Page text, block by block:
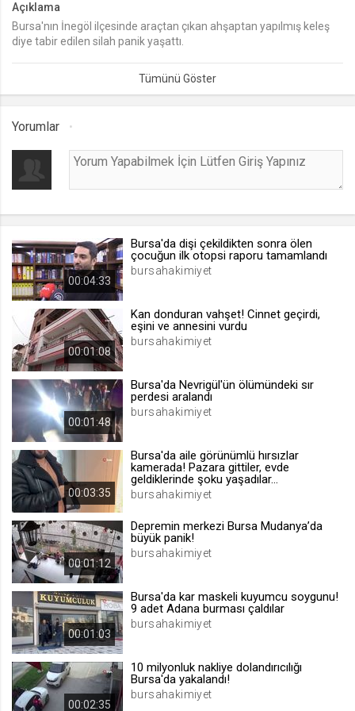
lang
.web.tv
Seçilen dil tercihini tutmak
.web.tv
[hash]
.web.tv
Site içeriği önerme
1 yıl
voteLike*
.web.tv
İsimsiz ziyaretçi için site içeriği
1 ay
.web.tv
İsimsiz ziyaretçi için site içeriği
Açıklama
Bursa'nın İnegöl ilçesinde araçtan çıkan ahşaptan yapılmış keleş
diye tabir edilen silah panik yaşattı.
Yorumlar
00:04:33
Bursa'da dişi çekildikten sonra ölen
çocuğun ilk otopsi raporu tamamlandı
bursahakimiyet
00:01:08
Kan donduran vahşet! Cinnet geçirdi,
eşini ve annesini vurdu
bursahakimiyet
00:01:48
Bursa'da Nevrigül'ün ölümündeki sır
perdesi aralandı
bursahakimiyet
00:03:35
Bursa'da aile görünümlü hırsızlar
kamerada! Pazara gittiler, evde
geldiklerinde şoku yaşadılar...
bursahakimiyet
00:01:12
Depremin merkezi Bursa Mudanya’da
büyük panik!
bursahakimiyet
00:01:03
Bursa'da kar maskeli kuyumcu soygunu!
9 adet Adana burması çaldılar
bursahakimiyet
00:02:35
10 milyonluk nakliye dolandırıcılığı
Bursa'da yakalandı!
bursahakimiyet